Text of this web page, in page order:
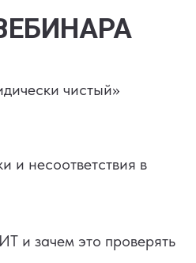
чистый»
и несоответствия в
и зачем это проверять